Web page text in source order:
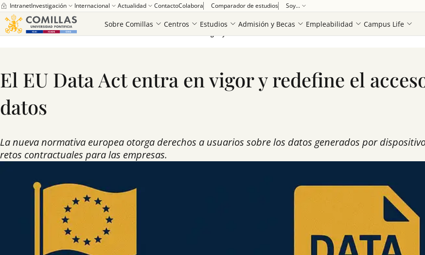
IntranetInvestigación Internacional Actualidad ContactoColabora Comparador de estudios Soy...
Sobre Comillas Centros Estudios Admisión y Becas Empleabilidad Campus Life
Universidad Pontificia Comillas
El EU Data Act entra en vigor y redefine el
datos
La nueva normativa europea otorga derechos a usuarios sobre los datos generados por
retos contractuales para las empresas.